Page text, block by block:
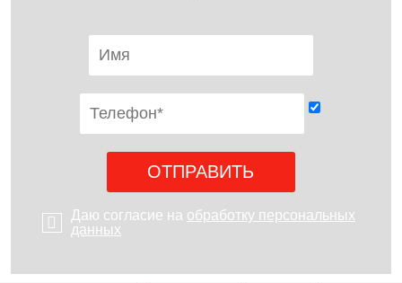
Даю согласие на обработку персональных
данных